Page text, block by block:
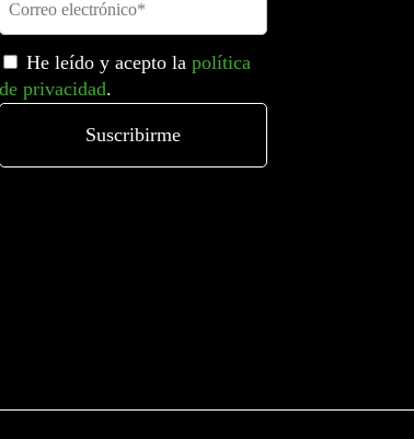
He leído y acepto la política
de privacidad.